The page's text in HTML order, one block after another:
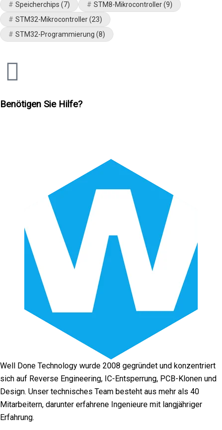
Speicherchips (7) STM8-Mikrocontroller(9)
STM32-Mikrocontroller(23)
STM32-Programmierung (8)
Benötigen Sie Hilfe?
Well Done Technology wurde 2008 gegründet und konzentriert
sich auf Reverse Engineering, IC-Entsperrung, PCB-Klonen und
Design. Unser technisches Team besteht aus mehr als 40
Mitarbeitern, darunter erfahrene Ingenieure mit langjähriger
Erfahrung.